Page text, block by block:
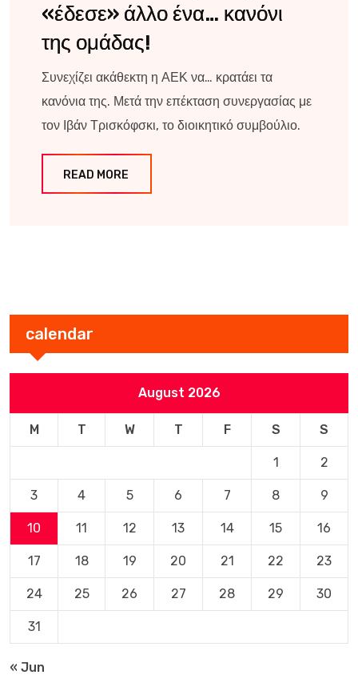
«έδεσε» άλλο ένα… κανόνι
της ομάδας!
Συνεχίζει ακάθεκτη η ΑΕΚ να… κρατάει τα
κανόνια της. Μετά την επέκταση συνεργασίας με
τον Ιβάν Τρισκόφσκι, το διοικητικό συμβούλιο.
READ MORE
calendar
August 2026
M T W T F S S
1 2
3 4 5 6 7 8 9
10 11 12 13 14 15 16
17 18 19 20 21 22 23
24 25 26 27 28 29 30
31
« Jun